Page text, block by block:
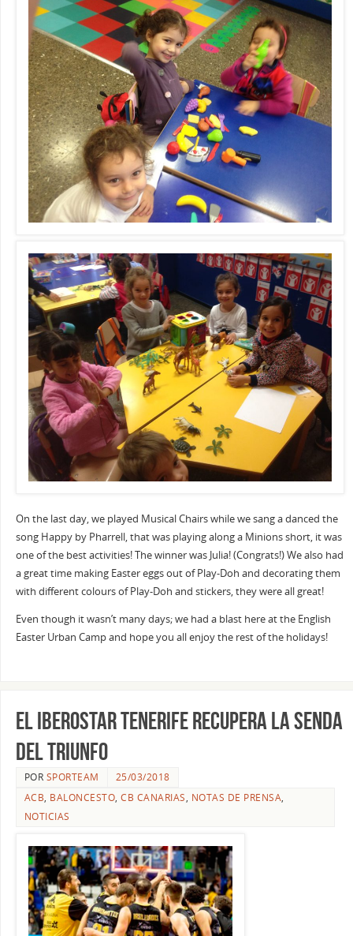
On the last day, we played Musical Chairs while we sang a danced the
song Happy by Pharrell, that was playing along a Minions short, it was
one of the best activities! The winner was Julia! (Congrats!) We also had
a great time making Easter eggs out of Play-Doh and decorating them
with different colours of Play-Doh and stickers, they were all great!
Even though it wasn’t many days; we had a blast here at the English
Easter Urban Camp and hope you all enjoy the rest of the holidays!
El Iberostar Tenerife recupera la senda
del triunfo
POR SPORTEAM
25/03/2018
ACB, BALONCESTO,CB CANARIAS, NOTAS DE PRENSA,
NOTICIAS